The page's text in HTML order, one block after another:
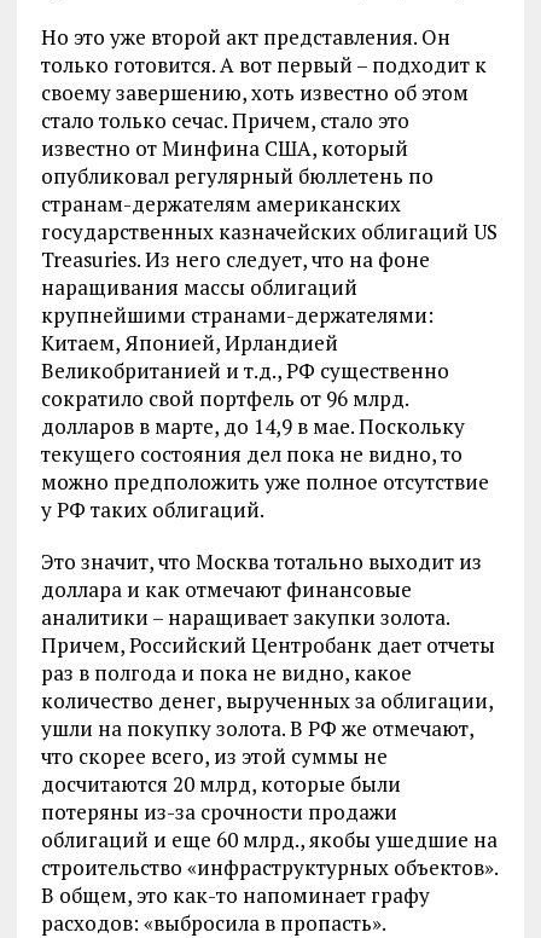
Но это уже второй акт представления. Он
только готовится. А вот первый – подходит к
своему завершению, хоть известно об этом
стало только сечас. Причем, стало это
известно от Минфина США, который
опубликовал регулярный бюллетень по
странам-держателям американских
государственных казначейских облигаций US
Treasuries. Из него следует, что на фоне
наращивания массы облигаций
крупнейшими странами-держателями:
Китаем, Японией, Ирландией
Великобританией и т.д., РФ существенно
сократило свой портфель от 96 млрд.
долларов в марте, до 14,9 в мае. Поскольку
текущего состояния дел пока не видно, то
можно предположить уже полное отсутствие
у РФ таких облигаций.
Это значит, что Москва тотально выходит из
доллара и как отмечают финансовые
аналитики – наращивает закупки золота.
Причем, Российский Центробанк дает отчеты
раз в полгода и пока не видно, какое
количество денег, вырученных за облигации,
ушли на покупку золота. В РФ же отмечают,
что скорее всего, из этой суммы не
досчитаются 20 млрд, которые были
потеряны из-за срочности продажи
облигаций и еще 60 млрд., якобы ушедшие на
строительство «инфраструктурных объектов».
В общем, это как-то напоминает графу
расходов: «выбросила в пропасть».